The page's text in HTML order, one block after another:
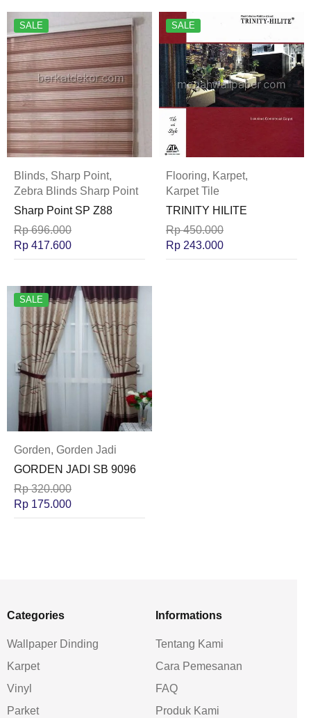
SALE
Blinds, Sharp Point,
Zebra Blinds Sharp Point
Sharp Point SP Z88
Rp696.000
Rp 417.600
SALE
Flooring, Karpet,
Karpet Tile
TRINITY HILITE
Rp450.000
Rp 243.000
SALE
Gorden, Gorden Jadi
GORDEN JADI SB 9096
Rp320.000
Rp 175.000
Categories
Wallpaper Dinding
Karpet
Vinyl
Parket
Informations
Tentang Kami
Cara Pemesanan
FAQ
Produk Kami